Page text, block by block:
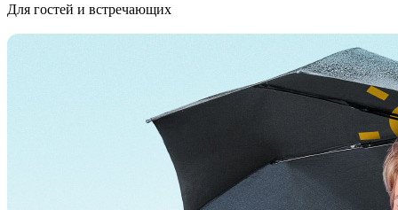
Для гостей и встречающих